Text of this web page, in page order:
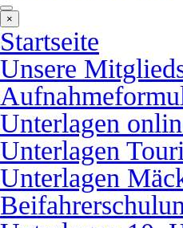
×
Startseite
Unsere
Unterlagen
Unterlagen
Unterlagen